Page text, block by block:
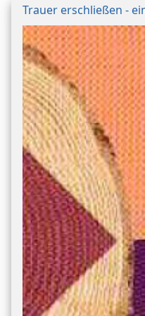
Trauer erschließen -
Bild/Umschlag